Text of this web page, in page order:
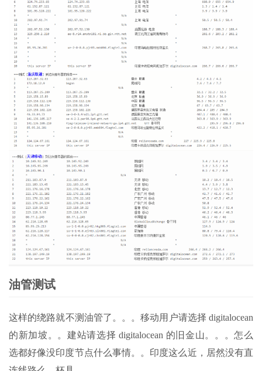
油管测试
这样的绕路就不测油管了。。。移动用户请选择 digitalocean
的新加坡。。建站请选择 digitalocean 的旧金山。。。怎么
选都好像没印度节点什么事情。。印度这么近，居然没有直